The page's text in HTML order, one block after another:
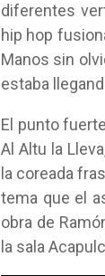
diferentes
hip hop
Manos sin
estaba
El punto
Al Altu la
la coreada
tema que el
obra de
la sala